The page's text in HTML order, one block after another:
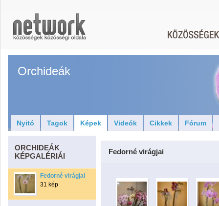
Orchideák
Nyitó Tagok Képek Videók Cikkek Fórum
ORCHIDEÁK
KÉPGALÉRIÁI
Fedorné virágjai
31 kép
Fedorné virágjai